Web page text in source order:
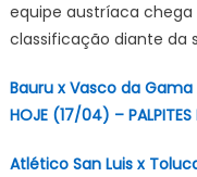
equipe austríaca
classificação diante da
Bauru x Vasco da Gama
HOJE (17/04) – PALPITES
Atlético San Luis x